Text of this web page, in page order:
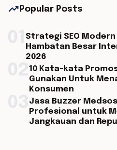
trending_up Popular Posts
Strategi SEO
Hambatan Besar
2026
10 Kata-kata
Gunakan Untuk
Konsumen
Jasa Buzzer
Profesional untuk
Jangkauan dan